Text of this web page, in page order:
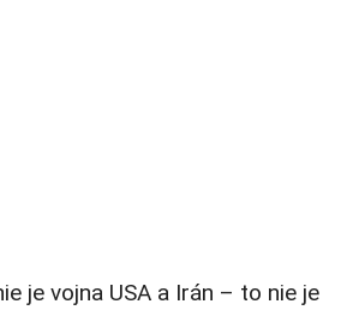
je vojna USA a Irán – to nie je